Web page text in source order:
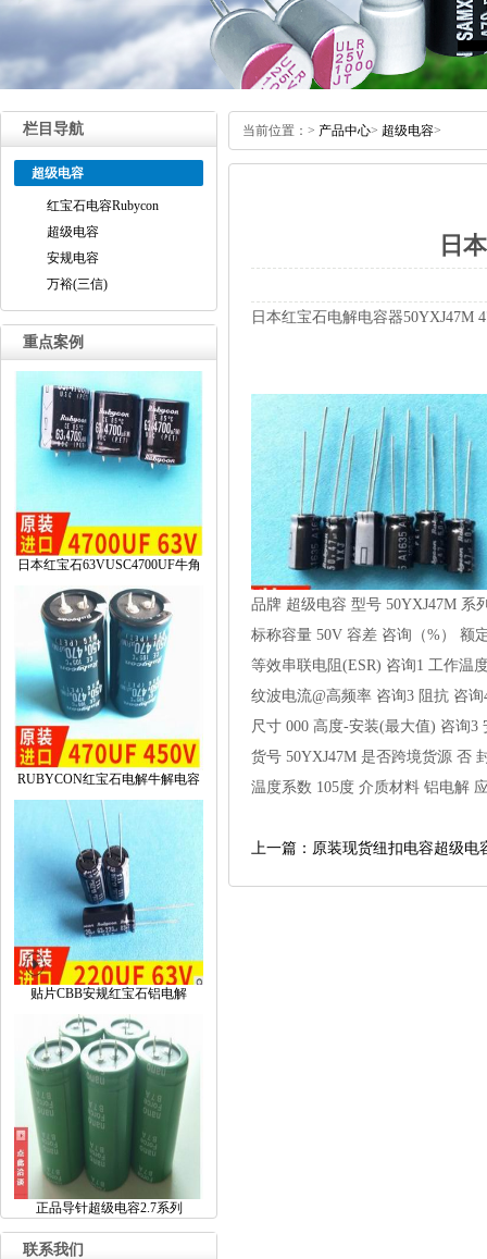
栏目导航
超级电容
红宝石电容Rubycon
超级电容
安规电容
万裕(三信)
重点案例
日本红宝石63VUSC4700UF牛角
RUBYCON红宝石电解牛解电容
贴片CBB安规红宝石铝电解
正品导针超级电容2.7系列
联系我们
当前位置： > 产品中心> 超级电容>
日
日本红宝石电解电容器
品牌 超级电容 型号 50YXJ47M 系
标称容量 50V 容差 咨询（%）
额
等效串联电阻(ESR) 咨询1 工作温
纹波电流@高频率 咨询3 阻抗 咨询
尺寸 000 高度-安装(最大值) 咨询3
货号 50YXJ47M 是否跨境货源 否
温度系数 105度 介质材料 铝电解
上一篇：原装现货纽扣电容超级电